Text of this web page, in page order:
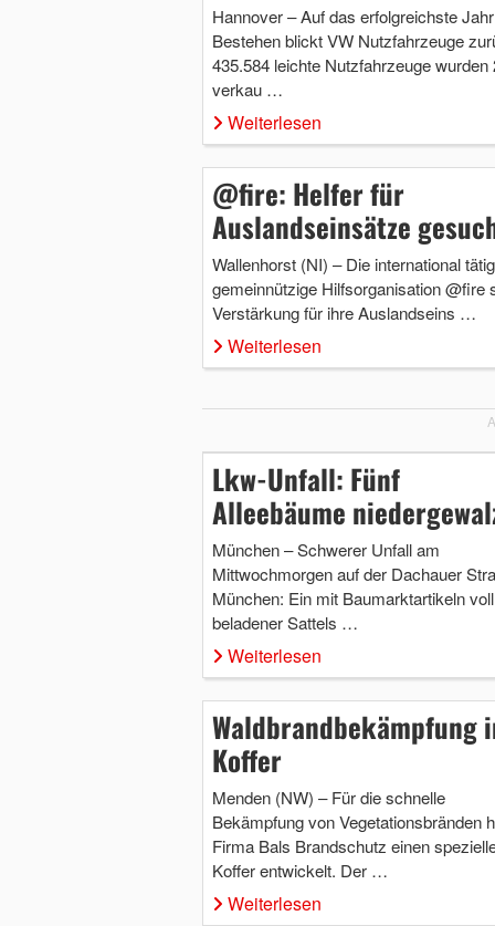
Hannover – Auf das erfolgreichste
Bestehen blickt VW Nutzfahrzeuge
435.584 leichte Nutzfahrzeuge wurden
verkau …
Weiterlesen
@fire: Helfer für
Auslandseinsätze
Wallenhorst (NI) – Die international
gemeinnützige Hilfsorganisation @fire
Verstärkung für ihre Auslandseins …
Weiterlesen
Lkw-Unfall: Fünf
Alleebäume
München – Schwerer Unfall am
Mittwochmorgen auf der Dachauer
München: Ein mit Baumarktartikeln voll
beladener Sattels …
Weiterlesen
Waldbrandbekämpfung
Koffer
Menden (NW) – Für die schnelle
Bekämpfung von Vegetationsbränden
Firma Bals Brandschutz einen
Koffer entwickelt. Der …
Weiterlesen